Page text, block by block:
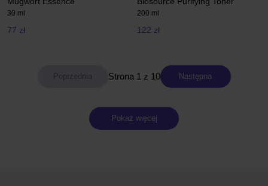
30 ml
77 zł
200 ml
122 zł
Strona 1 z 10 Następna
Pokaż więcej